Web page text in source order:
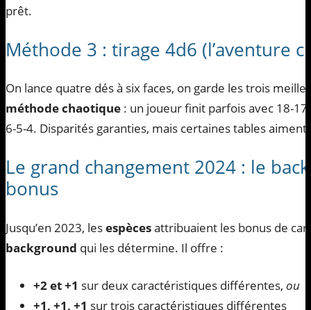
prêt.
Méthode 3 : tirage 4d6 (l’aventure
On lance quatre dés à six faces, on garde les trois
méthode chaotique : un joueur finit parfois avec 18-
6-5-4. Disparités garanties, mais certaines tables
Le grand changement 2024 : le
bonus
Jusqu’en 2023, lesespècesattribuaient les bonus de
background qui les détermine. Il offre :
+2 et +1 sur deux caractéristiques différentes, ou
+1, +1, +1 sur trois caractéristiques différentes